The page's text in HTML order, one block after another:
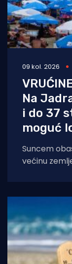
09 kol. 2026
Na
i do 37
moguć
Suncem
većinu